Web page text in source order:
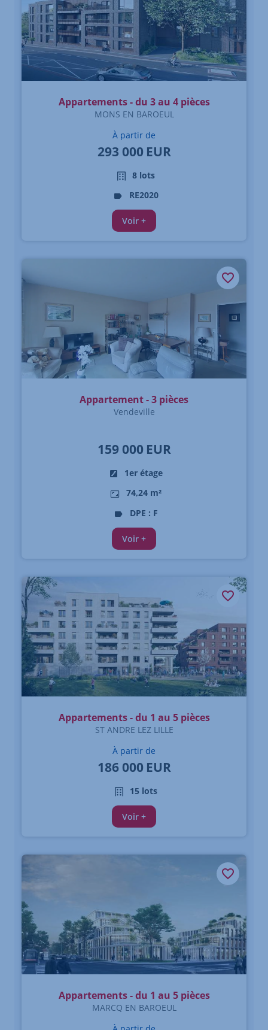
Appartements - du 3 au 4 pièces
MONS EN BAROEUL
À partir de
293 000 EUR
8 lots
RE2020
Voir +
Appartement - 3 pièces
Vendeville
159 000 EUR
1er étage
74,24 m²
DPE : F
Voir +
Appartements - du 1 au 5 pièces
ST ANDRE LEZ LILLE
À partir de
186 000 EUR
15 lots
Voir +
Appartements - du 1 au 5 pièces
MARCQ EN BAROEUL